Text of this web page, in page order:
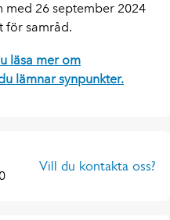
med 26 september 2024
för samråd.
läsa mer om
lämnar synpunkter.
Vill du kontakta oss?